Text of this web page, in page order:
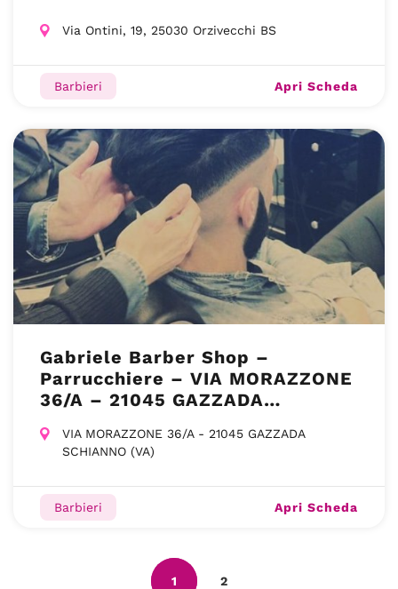
Via Ontini, 19, 25030 Orzivecchi BS
Barbieri Apri Scheda
Gabriele Barber Shop –
Parrucchiere – VIA MORAZZONE
36/A – 21045 GAZZADA
VIA MORAZZONE 36/A - 21045 GAZZADA
SCHIANNO (VA)
Barbieri Apri Scheda
1 2